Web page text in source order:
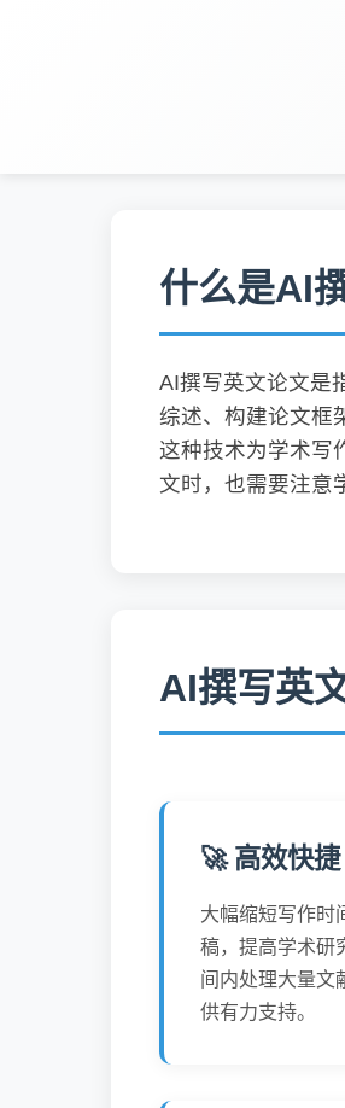
什么是AI
AI撰写英文论文是
综述、构建论文框
这种技术为学术写
文时，也需要注意
AI撰写英
🚀 高效快捷
大幅缩短写作时
稿，提高学术研
间内处理大量文
供有力支持。